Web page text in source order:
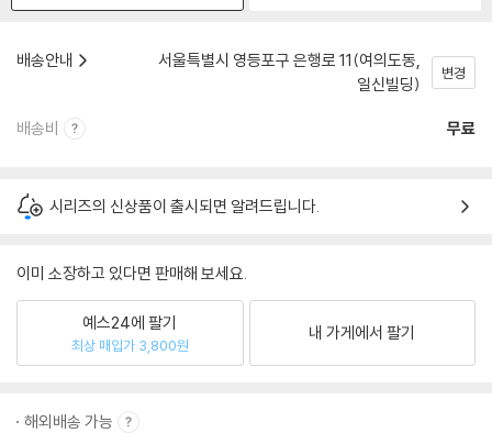
배송안내
서울특별시 영등포구 은행로 11(여의도동,
일신빌딩)
변경
배송비 무료
시리즈의 신상품이 출시되면 알려드립니다.
이미 소장하고 있다면 판매해 보세요.
예스24에 팔기
최상 매입가 3,800원
내 가게에서 팔기
해외배송 가능